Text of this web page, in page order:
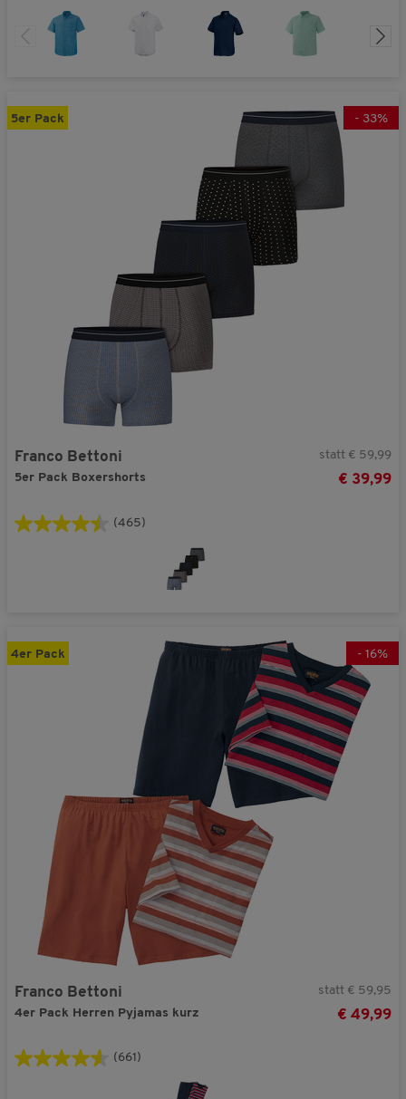
5er Pack - 33%
Franco Bettoni
5er Pack Boxershorts
statt € 59,99
€ 39,99
(465)
4er Pack - 16%
Franco Bettoni
4er Pack Herren Pyjamas kurz
statt € 59,95
€ 49,99
(661)